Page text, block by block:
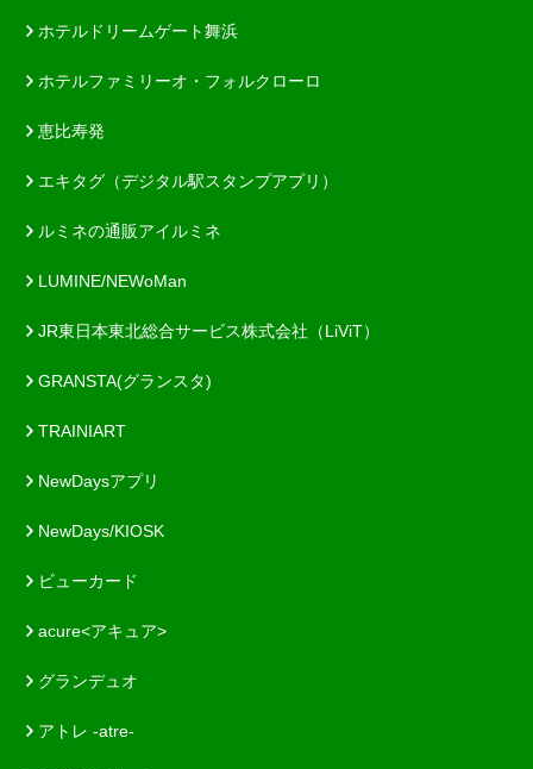
ホテルドリームゲート舞浜
ホテルファミリーオ・フォルクローロ
恵比寿発
エキタグ（デジタル駅スタンプアプリ）
ルミネの通販アイルミネ
LUMINE/NEWoMan
JR東日本東北総合サービス株式会社（LiViT）
GRANSTA(グランスタ)
TRAINIART
NewDaysアプリ
NewDays/KIOSK
ビューカード
acure<アキュア>
グランデュオ
アトレ -atre-